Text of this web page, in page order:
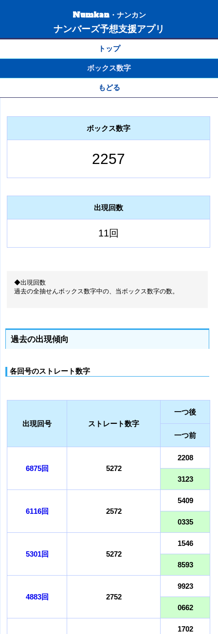
Numkan・ナンカン
ナンバーズ予想支援アプリ
トップ
ボックス数字
もどる
ボックス数字
2257
出現回数
11回
◆出現回数
過去の全抽せんボックス数字中の、当ボックス数字の数。
過去の出現傾向
各回号のストレート数字
出現回号 ストレート数字
一つ後
一つ前
6875回 5272
2208
3123
6116回 2572
5409
0335
5301回 5272
1546
8593
4883回 2752
9923
0662
1702